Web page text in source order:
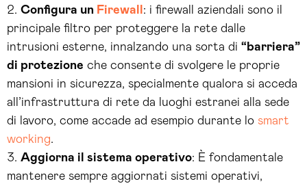
Configura un Firewall : i firewall aziendali sono il
principale filtro per proteggere la rete dalle
intrusioni esterne, innalzando una sorta di “barriera”
di protezione che consente di svolgere le proprie
mansioni in sicurezza, specialmente qualora si acceda
all’infrastruttura di rete da luoghi estranei alla sede
di lavoro, come accade ad esempio durante lo smart
working.
Aggiorna il sistema operativo: È fondamentale
mantenere sempre aggiornati sistemi operativi,